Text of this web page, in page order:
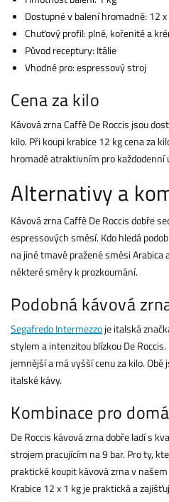
Dostupné v balení hromadně: 12
Chuťový profil: plné, kořenité a
Původ receptury: Itálie
Vhodné pro: espressový stroj
Cena za kilo
Kávová zrna Caffè De Roccis jsou
kilo. Při koupi krabice 12 kg cena za
hromadě atraktivním pro každodenní
Alternativy a
Kávová zrna Caffè De Roccis dobře
espressových směsí. Kdo hledá
na jiné tmavě pražené směsi Arabica
některé směry k prozkoumání.
Podobná kávová
Segafredo Intermezzoje italská
stylem a intenzitou blízkou De
jemnější a má vyšší cenu za kilo.
italské kávy.
Kombinace pro
De Roccis kávová zrna dobře ladí s
strojem pracujícím na 9 bar. Pro ty,
praktické koupit kávová zrna v
Krabice 12 x 1 kg je praktická a